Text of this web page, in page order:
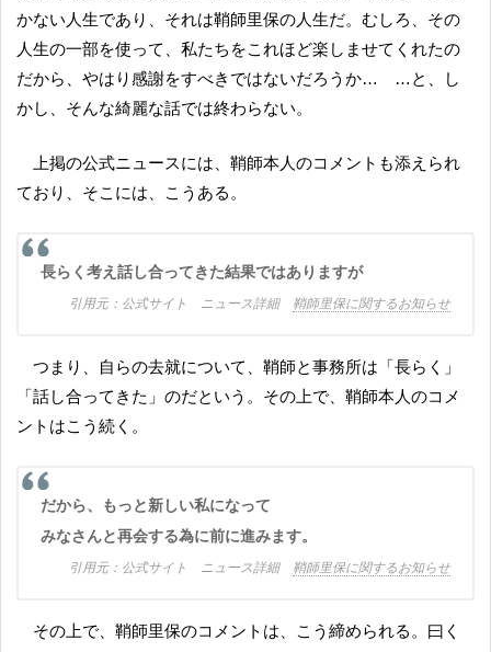
かない人生であり、それは鞘師里保の人生だ。むしろ、その
人生の一部を使って、私たちをこれほど楽しませてくれたの
だから、やはり感謝をすべきではないだろうか… …と、し
かし、そんな綺麗な話では終わらない。
上掲の公式ニュースには、鞘師本人のコメントも添えられ
ており、そこには、こうある。
長らく考え話し合ってきた結果ではありますが
公式サイト ニュース詳細 鞘師里保に関するお知らせ
つまり、自らの去就について、鞘師と事務所は「長らく」
「話し合ってきた」のだという。その上で、鞘師本人のコメ
ントはこう続く。
だから、もっと新しい私になって
みなさんと再会する為に前に進みます。
公式サイト ニュース詳細 鞘師里保に関するお知らせ
その上で、鞘師里保のコメントは、こう締められる。曰く